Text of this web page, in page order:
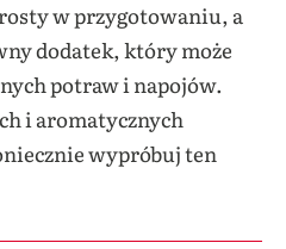
w przygotowaniu, a
dodatek, który może
potraw i napojów.
i aromatycznych
wypróbuj ten